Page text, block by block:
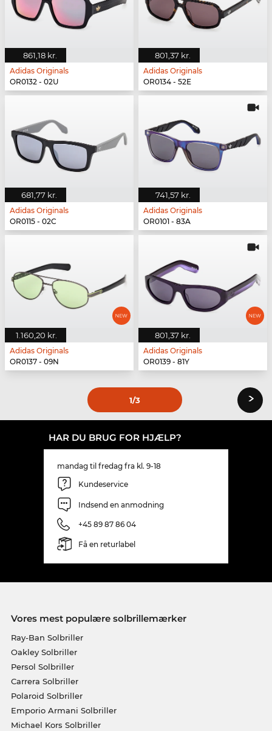
861,18 kr.
Adidas Originals
OR0132 - 02U
801,37 kr.
Adidas Originals
OR0134 - 52E
681,77 kr.
Adidas Originals
OR0115 - 02C
741,57 kr.
Adidas Originals
OR0101 - 83A
1.160,20 kr.
Adidas Originals
OR0137 - 09N
801,37 kr.
Adidas Originals
OR0139 - 81Y
1/3 ›
HAR DU BRUG FOR HJÆLP?
mandag til fredag fra kl. 9-18
Kundeservice
Indsend en anmodning
+45 89 87 86 04
Få en returlabel
Vores mest populære solbrillemærker
Ray-Ban Solbriller
Oakley Solbriller
Persol Solbriller
Carrera Solbriller
Polaroid Solbriller
Emporio Armani Solbriller
Michael Kors Solbriller